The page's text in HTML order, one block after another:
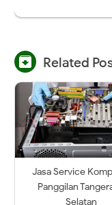
 Related
Jasa Service
Panggilan
Selatan